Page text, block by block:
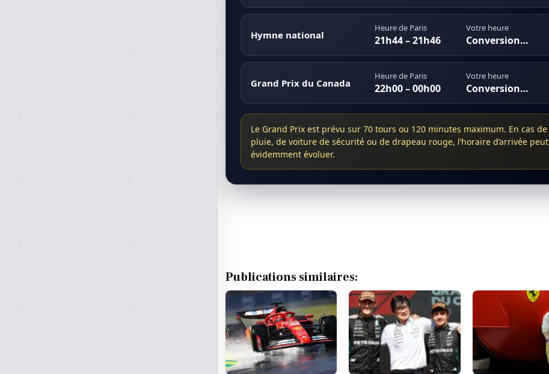
Hymne national
Heure de Paris
21h44 – 21h46
Votre heure
Conversion…
Grand Prix du Canada
Heure de Paris
22h00 – 00h00
Votre heure
Conversion…
Le Grand Prix est prévu sur 70 tours ou 120 minutes maximum. En cas de
pluie, de voiture de sécurité ou de drapeau rouge, l’horaire d’arrivée peut
évidemment évoluer.
Publications similaires: